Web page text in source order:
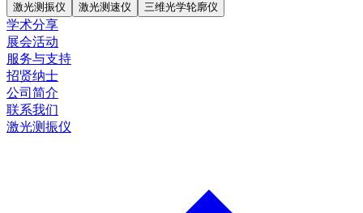
激光测振仪 激光测速仪 三维光学轮廓仪
学术分享
展会活动
服务与支持
招贤纳士
公司简介
联系我们
激光测振仪